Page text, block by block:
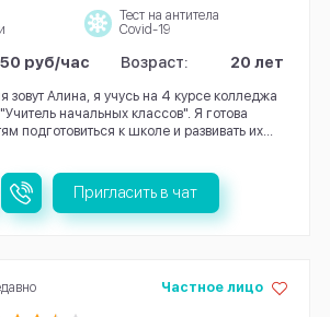
Тест на антитела
Covid-19
руб/час Возраст: 20 лет
зовут Алина, я учусь на 4 курсе колледжа
начальных классов". Я готова
подготовиться к школе и развивать их...
Пригласить в чат
Частное лицо